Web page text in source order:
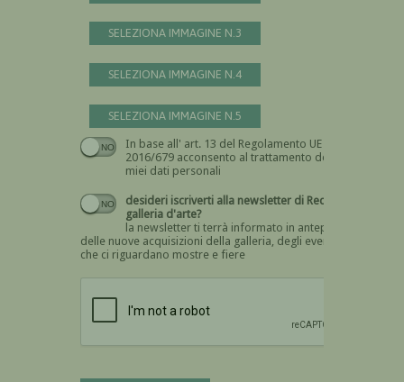
SELEZIONA IMMAGINE N.3
SELEZIONA IMMAGINE N.4
SELEZIONA IMMAGINE N.5
In base all' art. 13 del Regolamento UE n.
2016/679 acconsento al trattamento dei
miei dati personali
Devi dare il consenso
desideri iscriverti alla newsletter di Recta
galleria d'arte?
la newsletter ti terrà informato in anteprima
delle nuove acquisizioni della galleria, degli eventi
che ci riguardano mostre e fiere